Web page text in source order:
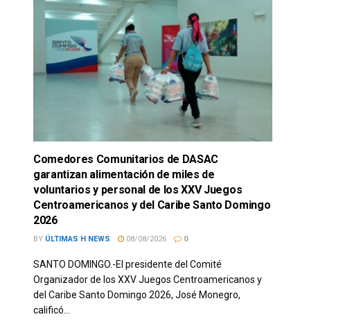
Comedores Comunitarios de DASAC
garantizan alimentación de miles de
voluntarios y personal de los XXV Juegos
Centroamericanos y del Caribe Santo Domingo
2026
BY ÚLTIMAS H NEWS 08/08/2026 0
SANTO DOMINGO.-El presidente del Comité
Organizador de los XXV Juegos Centroamericanos y
del Caribe Santo Domingo 2026, José Monegro,
calificó...